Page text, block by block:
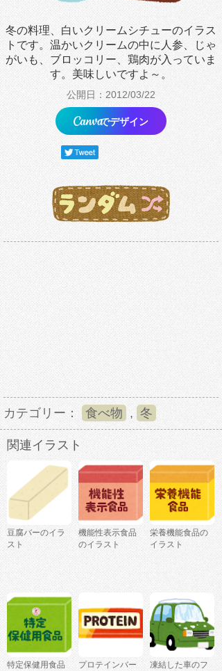
冬の料理、白いクリームシチューのイラス
トです。温かいクリームの中に人参、じゃ
がいも、ブロッコリー、鶏肉が入っていま
す。美味しいですよ～。
公開日：2012/03/22
でデザイン
カテゴリー： 食べ物 , 冬
関連イラスト
豆腐バーのイラ
スト
機能性表示食品
のイラスト
栄養機能食品の
イラスト
特定保健用食品
プロテインバー
凍結した車のフ